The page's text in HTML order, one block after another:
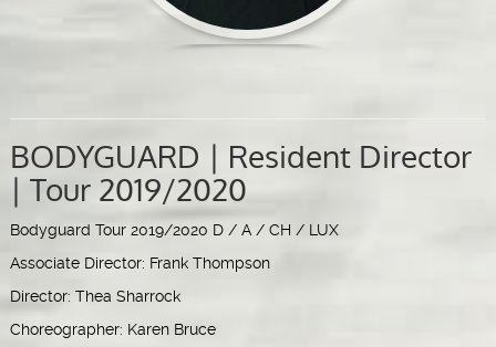
BODYGUARD | Resident Director
| Tour 2019/2020
Bodyguard Tour 2019/2020 D / A / CH / LUX
Associate Director: Frank Thompson
Director: Thea Sharrock
Choreographer: Karen Bruce